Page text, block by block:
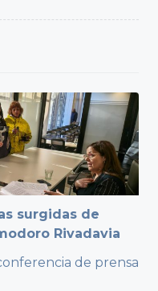
surgidas de
Rivadavia
de prensa